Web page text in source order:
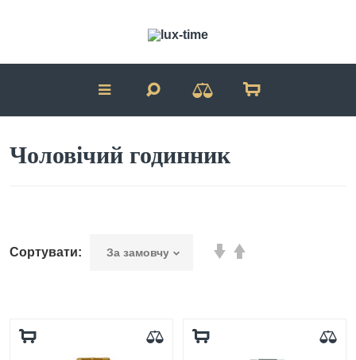
Чоловічий годинник
Сортувати: